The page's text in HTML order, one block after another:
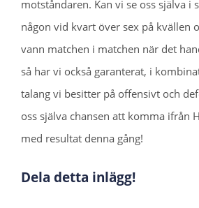
motståndaren. Kan vi se oss själva i
någon vid kvart över sex på kvällen
vann matchen i matchen när det
så har vi också garanterat, i
talang vi besitter på offensivt och
oss själva chansen att komma ifrån
med resultat denna gång!
Dela detta inlägg!